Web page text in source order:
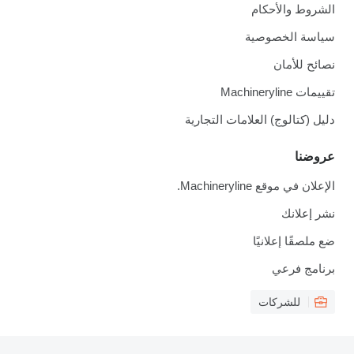
الشروط والأحكام
سياسة الخصوصية
نصائح للأمان
تقييمات Machineryline
دليل (كتالوج) العلامات التجارية
عروضنا
الإعلان في موقع Machineryline.
نشر إعلانك
ضع ملصقًا إعلانيًا
برنامج فرعي
للشركات